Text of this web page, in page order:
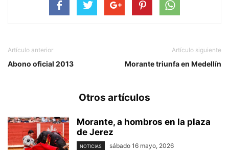
Artículo anterior
Abono oficial 2013
Artículo siguiente
Morante triunfa en Medellín
Otros artículos
Morante, a hombros en la plaza
de Jerez
NOTICIAS sábado 16 mayo, 2026